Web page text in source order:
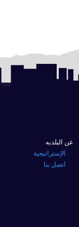
عن البلديه
الإستراتيجية
اتصل بنا